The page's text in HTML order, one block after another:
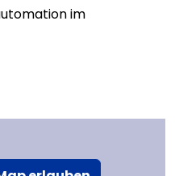
im